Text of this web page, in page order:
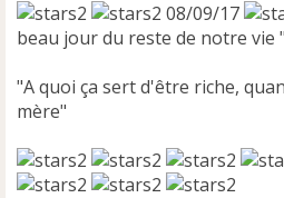
08/09/17
beau jour du reste de notre vie "
"A quoi ça sert d'être riche,
mère"